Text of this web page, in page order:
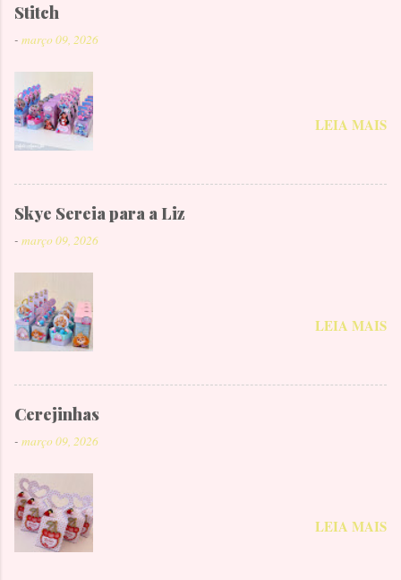
Stitch
- março 09, 2026
LEIA MAIS
Skye Sereia para a Liz
- março 09, 2026
LEIA MAIS
Cerejinhas
- março 09, 2026
LEIA MAIS